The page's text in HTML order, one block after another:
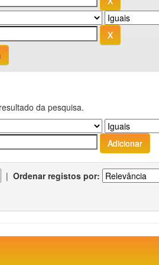
da pesquisa.
| Ordenar registos por: